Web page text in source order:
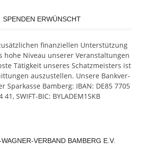
SPENDEN ERWÜNSCHT
fi­nan­zi­el­len Un­ter­stüt­zung
hohe Ni­veau un­se­rer Ver­an­stal­tun­gen
Tä­tig­keit un­se­res Schatz­meis­ters ist
aus­zu­stel­len. Un­se­re Bank­ver­
Spar­kas­se Bam­berg: IBAN: DE85 7705
SWIFT-BIC: BYLADEM1SKB
VERBAND BAMBERG E.V.